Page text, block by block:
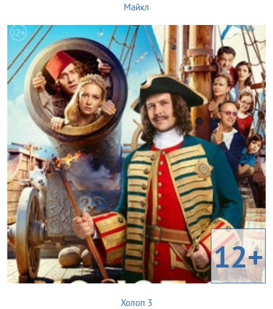
Майкл
12+
Холоп 3